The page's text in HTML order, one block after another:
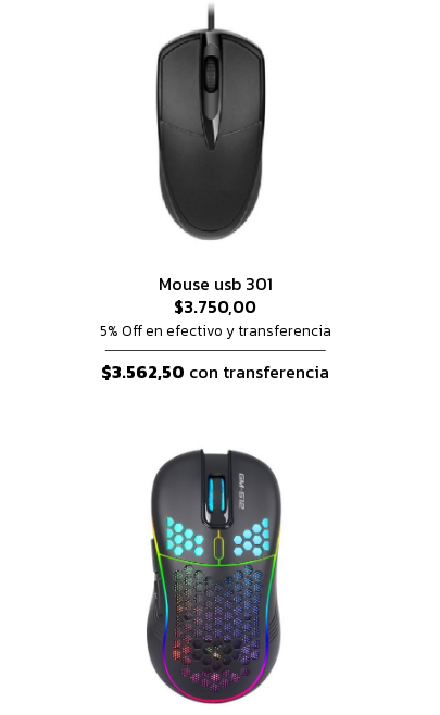
Mouse usb 301
$3.750,00
5% Off en efectivo y transferencia
$3.562,50 con transferencia